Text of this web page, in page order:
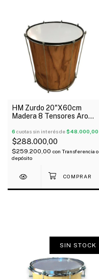
HM Zurdo 20"X60cm
Madera 8 Tensores Aro
6 cuotas sin interés de$48.000,00
$288.000,00
$259.200,00 con Transferencia o
depósito
SIN STOCK